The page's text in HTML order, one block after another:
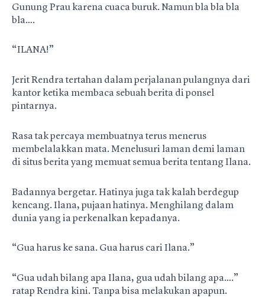
Gunung Prau karena cuaca buruk. Namun bla bla bla
bla….
“ILANA!”
Jerit Rendra tertahan dalam perjalanan pulangnya dari
kantor ketika membaca sebuah berita di ponsel
pintarnya.
Rasa tak percaya membuatnya terus menerus
membelalakkan mata. Menelusuri laman demi laman
di situs berita yang memuat semua berita tentang Ilana.
Badannya bergetar. Hatinya juga tak kalah berdegup
kencang. Ilana, pujaan hatinya. Menghilang dalam
dunia yang ia perkenalkan kepadanya.
“Gua harus ke sana. Gua harus cari Ilana.”
“Gua udah bilang apa Ilana, gua udah bilang apa….”
ratap Rendra kini. Tanpa bisa melakukan apapun.